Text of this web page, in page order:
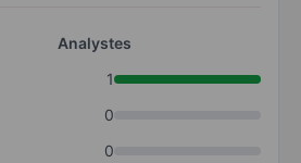
Analystes
1
0
0